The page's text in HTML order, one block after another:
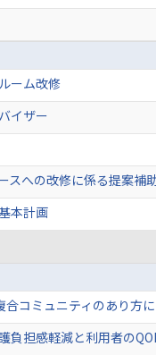
ーム改修
イザー
スへの改修に係る提案補
本計画
合コミュニティのあり方
負担感軽減と利用者の